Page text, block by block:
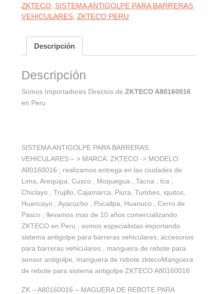
ZKTECO, SISTEMA ANTIGOLPE PARA BARRERAS
VEHICULARES, ZKTECO PERU
Descripción
Descripción
Somos Importadores Directos de ZKTECO A80160016
en Peru
SISTEMA ANTIGOLPE PARA BARRERAS
VEHICULARES – > MARCA: ZKTECO -> MODELO:
A80160016 ; realizamos entrega en las ciudades de
Lima, Arequipa, Cusco , Moquegua , Tacna , Ica ,
Chiclayo , Trujillo, Cajamarca, Piura, Tumbes, iquitos,
Huancayo , Ayacucho , Pucallpa, Huanuco , Cerro de
Pasco ; llevamos mas de 10 años comercializando
ZKTECO en Peru , somos especialistas importando
sistema antigolpe para barreras vehiculares, accesorios
para barreras vehiculares , manguera de rebote para
sensor antigolpe, manguera de rebote zktecoManguera
de rebote para sistema antigolpe ZKTECO A80160016
ZK – A80160016 – MAGUERA DE REBOTE PARA